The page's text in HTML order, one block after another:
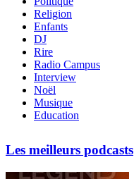
Religion
Enfants
DJ
Rire
Radio Campus
Interview
Noël
Musique
Education
Les meilleurs podcasts